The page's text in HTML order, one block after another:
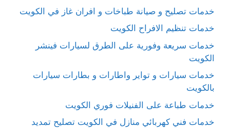
خدمات تصليح و صيانة طباخات و افران غاز في الكويت
خدمات تنظيم الافراح الكويت
خدمات سريعة وفورية على الطرق لسيارات فينشر
الكويت
خدمات سيارات و تواير واطارات و بطارات سيارات
بالكويت
خدمات طباعة على الفنيلات فوري الكويت
خدمات فني كهربائي منازل في الكويت تصليح تمديد